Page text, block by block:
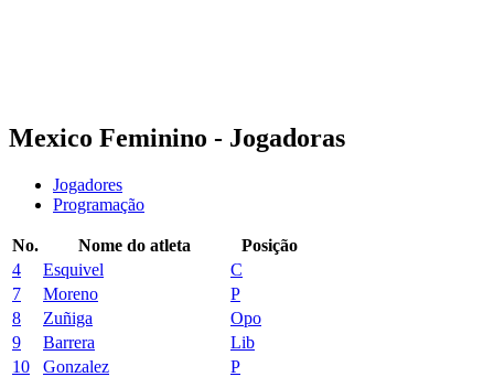
Mexico Feminino - Jogadoras
Jogadores
Programação
No. Nome do atleta
Posição
4
Esquivel
C
7
Moreno
P
8
Zuñiga
Opo
9
Barrera
Lib
10
Gonzalez
P